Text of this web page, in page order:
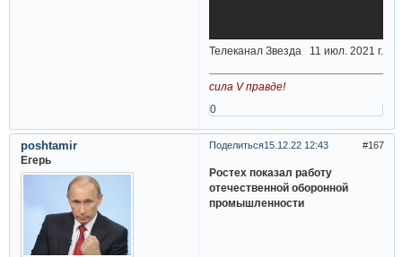
Телеканал Звезда 11 июл. 2021 г.
сила V правде!
0
Поделиться 167
15.12.22 12:43
poshtamir
Егерь
Ростех показал работу
отечественной оборонной
промышленности